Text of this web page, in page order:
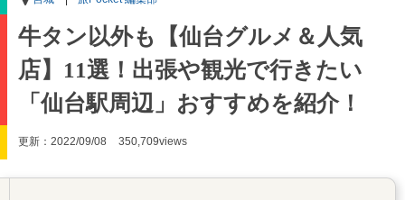
牛タン以外も【仙台グルメ＆人気
店】11選！出張や観光で行きたい
「仙台駅周辺」おすすめを紹介！
更新：2022/09/08 350,709views